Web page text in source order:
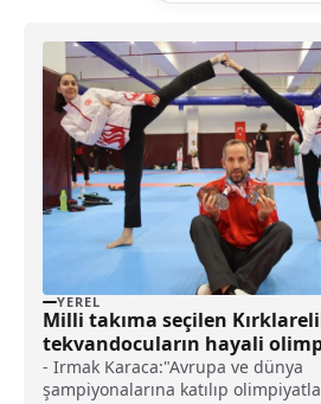
YEREL
Milli takıma seçilen
tekvandocuların hayali
haberi
- Irmak Karaca:"Avrupa ve dünya
şampiyonalarına katılıp